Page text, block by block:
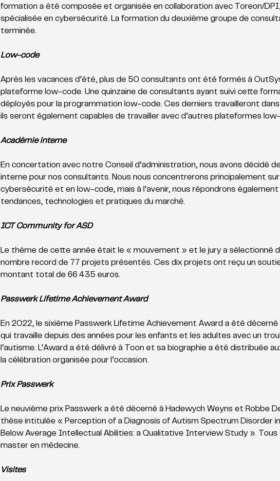
formation a été composée et organisée en collaboration avec Toreon/
spécialisée en cybersécurité. La formation du deuxième groupe de
terminée.
Low-code
Après les vacances d’été, plus de 50 consultants ont été formés à
plateforme low-code. Une quinzaine de consultants ayant suivi cette
déployés pour la programmation low-code. Ces derniers travailleront
ils seront également capables de travailler avec d’autres plateformes
Académie interne
En concertation avec notre Conseil d’administration, nous avons décidé
interne pour nos consultants. Nous nous concentrerons principalement
cybersécurité et en low-code, mais à l’avenir, nous répondrons
tendances, technologies et pratiques du marché.
ICT Community for ASD
Le thème de cette année était le « mouvement » et le jury a sélectionné
nombre record de 77 projets présentés. Ces dix projets ont reçu un
montant total de 66 435 euros.
Passwerk Lifetime Achievement Award
En 2022, le sixième Passwerk Lifetime Achievement Award a été décerné
qui travaille depuis des années pour les enfants et les adultes avec un
l’autisme. L’Award a été délivré à Toon et sa biographie a été distribuée
la célébration organisée pour l’occasion.
Prix Passwerk
Le neuvième prix Passwerk a été décerné à Hadewych Weyns et Robbe
thèse intitulée « Perception of a Diagnosis of Autism Spectrum Disorder
Below Average Intellectual Abilities: a Qualitative Interview Study ». Tous
master en médecine.
Visites